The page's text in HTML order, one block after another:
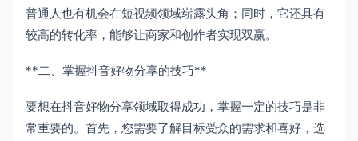
普通人也有机会在短视频领域崭露头角；同时，它还具有
较高的转化率，能够让商家和创作者实现双赢。
**二、掌握抖音好物分享的技巧**
要想在抖音好物分享领域取得成功，掌握一定的技巧是非
常重要的。首先，您需要了解目标受众的需求和喜好，选